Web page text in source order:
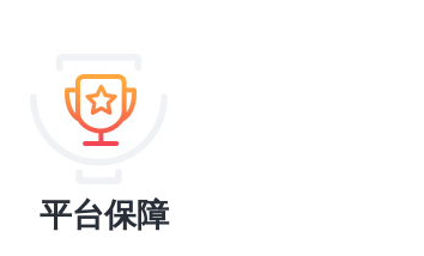
平台保障